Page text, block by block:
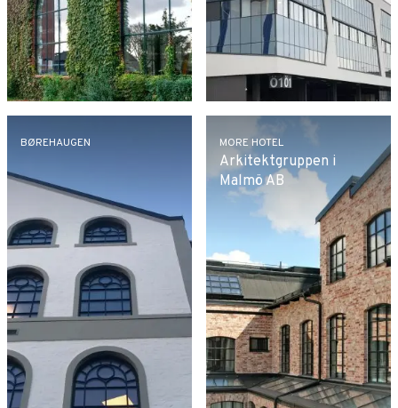
BØREHAUGEN MORE HOTEL
Arkitektgruppen i
Malmö AB